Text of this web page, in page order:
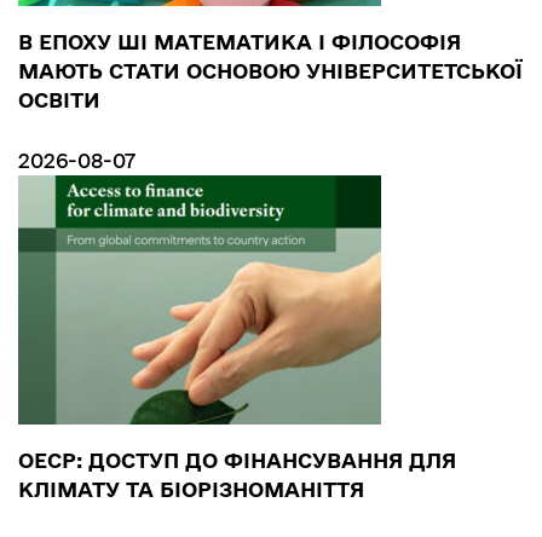
В ЕПОХУ ШІ МАТЕМАТИКА І ФІЛОСОФІЯ
МАЮТЬ СТАТИ ОСНОВОЮ УНІВЕРСИТЕТСЬКОЇ
ОСВІТИ
2026-08-07
ОЕСР: ДОСТУП ДО ФІНАНСУВАННЯ ДЛЯ
КЛІМАТУ ТА БІОРІЗНОМАНІТТЯ